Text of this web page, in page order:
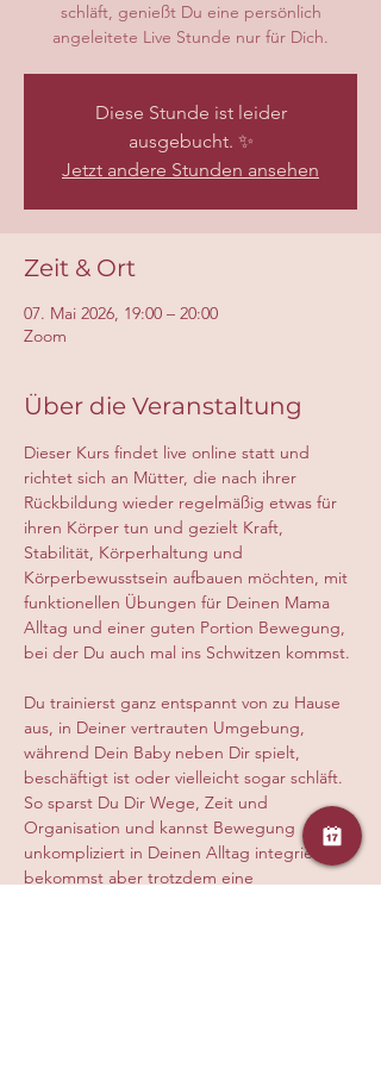
schläft, genießt Du eine persönlich
angeleitete Live Stunde nur für Dich.
Diese Stunde ist leider
ausgebucht. ✨
Jetzt andere Stunden ansehen
Zeit & Ort
07. Mai 2026, 19:00 – 20:00
Zoom
Über die Veranstaltung
Dieser Kurs findet live online statt und
richtet sich an Mütter, die nach ihrer
Rückbildung wieder regelmäßig etwas für
ihren Körper tun und gezielt Kraft,
Stabilität, Körperhaltung und
Körperbewusstsein aufbauen möchten, mit
funktionellen Übungen für Deinen Mama
Alltag und einer guten Portion Bewegung,
bei der Du auch mal ins Schwitzen kommst.
Du trainierst ganz entspannt von zu Hause
aus, in Deiner vertrauten Umgebung,
während Dein Baby neben Dir spielt,
beschäftigt ist oder vielleicht sogar schläft.
So sparst Du Dir Wege, Zeit und
Organisation und kannst Bewegung
unkompliziert in Deinen Alltag integrieren,
bekommst aber trotzdem eine